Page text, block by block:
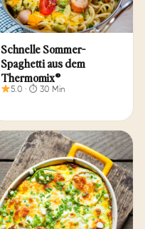
Schnelle Sommer-
Spaghetti aus dem
Thermomix®
5.0 · ⏱ 30 Min